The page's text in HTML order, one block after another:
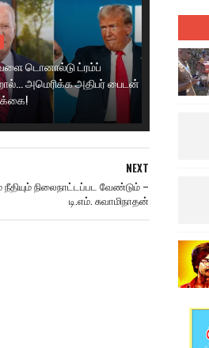
டொனால்டு ட்ரம்ப்
அமெரிக்க அதிபர் பைடன்
NEXT
நிலைநாட்டப்பட வேண்டும் –
டி.எம். சுவாமிநாதன்